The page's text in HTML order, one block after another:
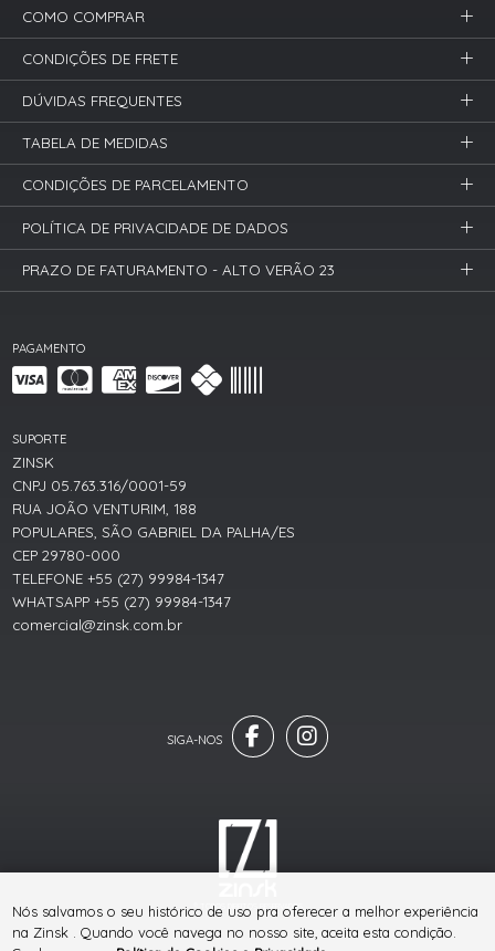
PAGAMENTO
SUPORTE
ZINSK
CNPJ 05.763.316/0001-59
RUA JOÃO VENTURIM, 188
POPULARES, SÃO GABRIEL DA PALHA/ES
CEP 29780-000
TELEFONE +55 (27) 99984-1347
WHATSAPP +55 (27) 99984-1347
comercial@zinsk.com.br
COMO COMPRAR
CONDIÇÕES DE FRETE
DÚVIDAS FREQUENTES
TABELA DE MEDIDAS
CONDIÇÕES DE PARCELAMENTO
POLÍTICA DE PRIVACIDADE DE DADOS
PRAZO DE FATURAMENTO - ALTO VERÃO 23
® TODOS DIREITOS RESERVADOS
Nós salvamos o seu histórico de uso pra oferecer a melhor experiência
na Zinsk . Quando você navega no nosso site, aceita esta condição.